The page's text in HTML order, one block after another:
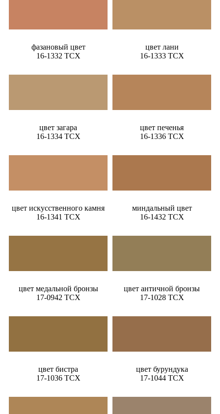
фазановый цвет
16-1332 TCX
цвет лани
16-1333 TCX
цвет загара
16-1334 TCX
цвет печенья
16-1336 TCX
цвет искусственного камня
16-1341 TCX
миндальный цвет
16-1432 TCX
цвет медальной бронзы
17-0942 TCX
цвет античной бронзы
17-1028 TCX
цвет бистра
17-1036 TCX
цвет бурундука
17-1044 TCX